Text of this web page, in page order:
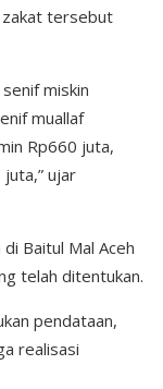
zakat tersebut
miskin
muallaf
Rp660 juta,
ujar
Baitul Mal Aceh
telah ditentukan.
pendataan,
realisasi